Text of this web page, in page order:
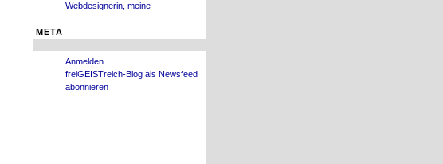
Webdesignerin, meine
META
Anmelden
freiGEISTreich-Blog als Newsfeed
abonnieren